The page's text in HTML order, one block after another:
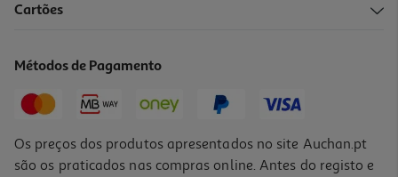
Cartões
Métodos de Pagamento
Os preços dos produtos apresentados no site Auchan.pt
são os praticados nas compras online. Antes do registo e